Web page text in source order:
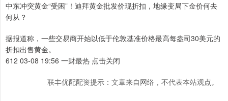
中东冲突黄金“受困”！迪拜黄金批发价现折扣，地缘变局下金价何去
何从？
据报道称，一些交易商开始以低于伦敦基准价格最高每盎司30美元的
折扣出售黄金。
612 03-08 19:56 一财最热 点击关闭
联丰优配配资提示：文章来自网络，不代表本站观点。